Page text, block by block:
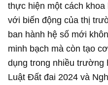
thực hiện một cách
với biến động của thị
ban hành hệ số mới
minh bạch mà còn tạo
dụng trong nhiều trường
Luật Đất đai 2024 và